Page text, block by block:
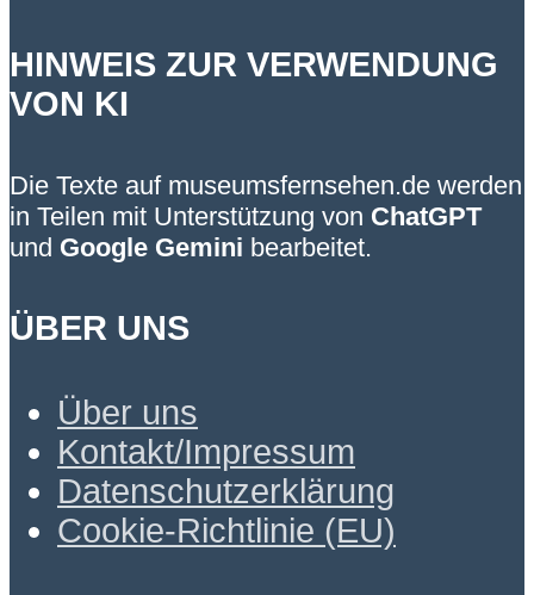
HINWEIS ZUR VERWENDUNG
VON KI
Die Texte auf museumsfernsehen.de werden
in Teilen mit Unterstützung von ChatGPT
und Google Gemini bearbeitet.
ÜBER UNS
Über uns
Kontakt/Impressum
Datenschutzerklärung
Cookie-Richtlinie (EU)